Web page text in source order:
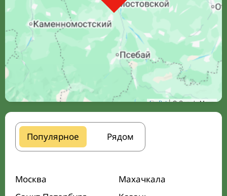
Leaflet| © Google Maps
Популярное Рядом
Москва
Махачкала